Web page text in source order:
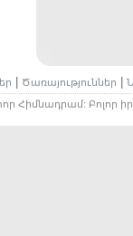
Ծառայություններ
Հիմնադրամ: